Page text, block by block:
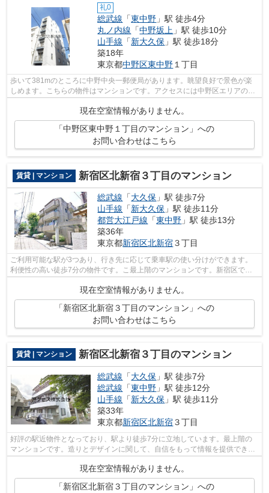
礼0
総武線 「東中野 」駅 徒歩4分
丸ノ内線 「中野坂上 」駅 徒歩10分
山手線 「新大久保 」駅 徒歩18分
築18年
東京都中野区東中野 １丁目
歩いて381mのところに中野中央一郵便局があります。眺望良好で景色が楽
しめます。こちらの物件はマンションです。アクセスには中野区エリアの賃
現在空室情報がありません。
「中野区東中野１丁目のマンション」への
お問い合わせはこちら
賃貸 | マンション 新宿区北新宿３丁目のマンション
総武線 「大久保 」駅 徒歩7分
山手線 「新大久保 」駅 徒歩11分
都営大江戸線 「東中野 」駅 徒歩13分
築36年
東京都新宿区北新宿３丁目
ご利用可能な駅が3つあり、行き先に応じて乗車駅の使い分けができます。
利便性の高い徒歩7分の物件です。こ最上階のマンションです。新宿区で物
件探しをするなら、総武線大久保周辺の...
現在空室情報がありません。
「新宿区北新宿３丁目のマンション」への
お問い合わせはこちら
賃貸 | マンション 新宿区北新宿３丁目のマンション
総武線 「大久保 」駅 徒歩7分
総武線 「東中野 」駅 徒歩12分
山手線 「新大久保 」駅 徒歩11分
築33年
東京都新宿区北新宿３丁目
好評の駅近物件となっており、駅より徒歩7分に立地しています。最上階の
マンションです。造りとデザインに関して、自信をもって情報を提供できる
マンションです。アクセスは新宿区にあ...
現在空室情報がありません。
「新宿区北新宿３丁目のマンション」への